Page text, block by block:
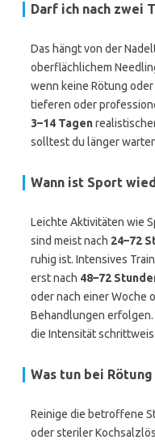
Darf ich nach zwei
Das hängt von der
oberflächlichem
wenn keine Rötung
tieferen oder
3–14 Tagen
solltest du länger
Wann ist Sport
Leichte Aktivitäten wie
sind meist nach 24–72
ruhig ist. Intensives
erst nach 48–72
oder nach einer Woche
Behandlungen
die Intensität
Was tun bei
Reinige die betroffene
oder steriler